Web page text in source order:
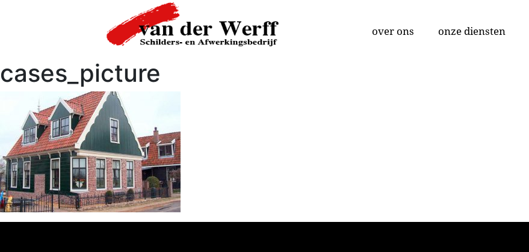
over ons onze diensten
cases_picture